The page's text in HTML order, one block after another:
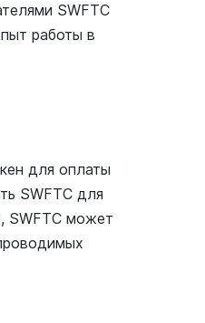
SWFTC
работы в
для оплаты
SWFTC для
SWFTC может